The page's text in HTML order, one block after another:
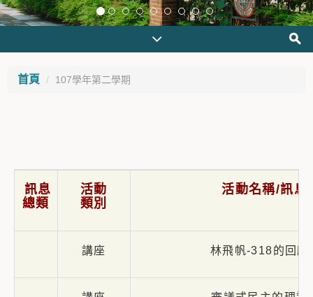
首頁 107學年第二學期
訊息
總類
活動
類別
活動名稱/訊息
講座 林飛帆-318的回顧